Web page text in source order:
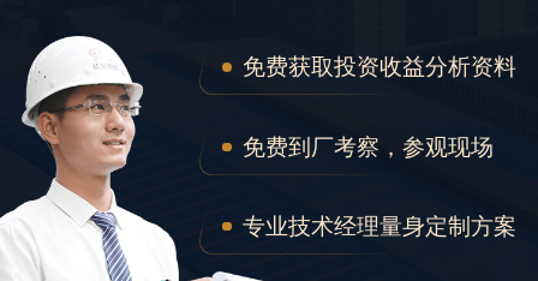
免费获取投资收益分析资料
免费到厂考察，参观现场
专业技术经理量身定制方案